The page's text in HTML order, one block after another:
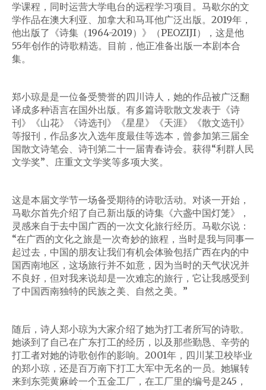
学课程，同时运营大学电台的远程学习项目。马歇尔的文
学作品在澳大利亚、加拿大和马耳他广泛出版。2019年，
他出版了《诗集（1964-2019）》（PEOZIJI），这是他
55年创作的诗歌精选。目前，他正准备出版一本剧本合
集。
郑小琼是是一位备受赞誉的四川诗人，她的作品被广泛翻
译成多种语言在国外出版。有多篇诗歌散文发表于《诗
刊》《山花》《诗选刊》《星星》《天涯》《散文选刊》
等报刊，作品多次入选年度最佳等选本，曾参加第三届全
国散文诗笔会、诗刊第二十一届青春诗会。获得“利群人民
文学奖”、庄重文文学奖等多项大奖。
这是本届文学节一场备受期待的诗歌活动。对谈一开始，
马歇尔首先介绍了自己新出版的诗集《六盏中国灯笼》，
灵感来自于去中国广西的一次文化旅行经历。马歇尔说：
“在广西的文化之旅是一次奇妙的旅程，当时是我与同事一
起过去，中国的朋友让我们有机会体验包括广西在内的中
国西南地区，这场旅行并不如意，因为当时的天气状况并
不良好，但对我来说却是一次难忘的旅行，它让我感受到
了中国西南独特的民族之美、自然之美。”
随后，诗人郑小琼为大家介绍了她为打工者所写的诗歌。
她谈到了自己在广东打工的经历，以及那些勤恳、辛劳的
打工者对她的诗歌创作的影响。2001年，四川某卫校毕业
的郑小琼，还是百万南下打工大军中无名的一员。她辗转
来到东莞黄麻岭一个五金工厂，在工厂里的编号是245，